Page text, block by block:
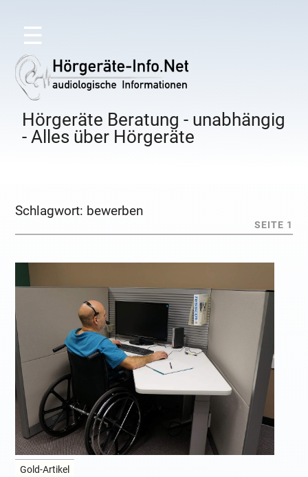
☰
Hörgeräte Beratung - unabhängig
- Alles über Hörgeräte
Schlagwort: bewerben
SEITE 1
Gold-Artikel